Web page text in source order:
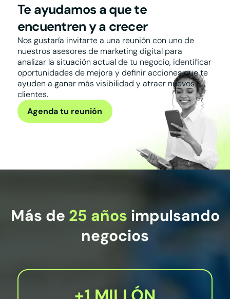
Te ayudamos a que te
encuentren y a crecer
Nos gustaría invitarte a una reunión con uno de
nuestros asesores de marketing digital para
analizar la situación actual de tu negocio, identificar
oportunidades de mejora y definir acciones que te
ayuden a ganar más visibilidad y atraer nuevos
clientes.
Agenda tu reunión
Más de 25 años impulsando
negocios